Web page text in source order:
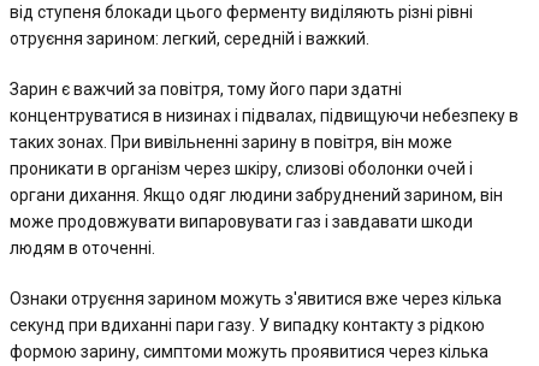
від ступеня блокади цього ферменту виділяють різні рівні
отруєння зарином: легкий, середній і важкий.
Зарин є важчий за повітря, тому його пари здатні
концентруватися в низинах і підвалах, підвищуючи небезпеку в
таких зонах. При вивільненні зарину в повітря, він може
проникати в організм через шкіру, слизові оболонки очей і
органи дихання. Якщо одяг людини забруднений зарином, він
може продовжувати випаровувати газ і завдавати шкоди
людям в оточенні.
Ознаки отруєння зарином можуть з'явитися вже через кілька
секунд при вдиханні пари газу. У випадку контакту з рідкою
формою зарину, симптоми можуть проявитися через кілька